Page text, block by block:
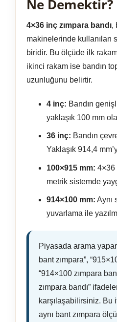
Ne Demektir?
4×36 inç zımpara bandı,
makinelerinde kullanılan
biridir. Bu ölçüde ilk
ikinci rakam ise bandın
uzunluğunu belirtir.
4 inç: Bandın
yaklaşık 100 mm
36 inç: Bandın
Yaklaşık 914,4
100×915 mm: 4×36
metrik sistemde
914×100 mm: Aynı
yuvarlama ile
Piyasada arama
bant zımpara”,
“914×100 zımpara
zımpara bandı”
karşılaşabilirsiniz. Bu
aynı bant zımpara